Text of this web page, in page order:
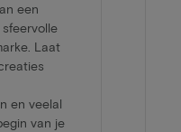
een
Laat
en veelal
van je